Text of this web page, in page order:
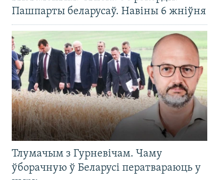
Пашпарты беларусаў. Навіны 6 жніўня
Тлумачым з Гурневічам. Чаму
ўборачную ў Беларусі ператвараюць у